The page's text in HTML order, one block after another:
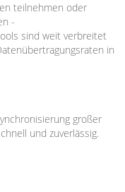
teilnehmen oder
-
sind weit verbreitet
in
großer
und zuverlässig.